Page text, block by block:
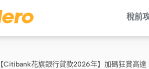
稅前
【Citibank花旗銀行貸款2026年】加碼狂賞高